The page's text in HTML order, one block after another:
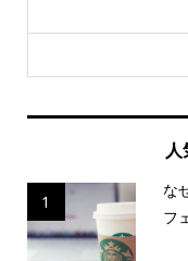
1
な
フ